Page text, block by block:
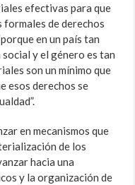
efectivas para que
de derechos
en un país tan
y el género es tan
son un mínimo que
esos derechos se
en mecanismos que
de los
hacia una
y la organización de